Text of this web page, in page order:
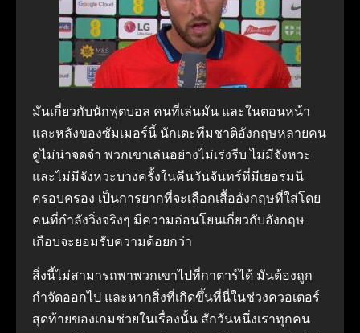
มันเกี่ยวกับนักฟุตบอล คนที่เล่นมัน และในตอนหน้า
และหลังของซัมเมอร์นี้ นักเตะทีมชาติอังกฤษหลายคน
ดูไม่น่าจดจำ พวกเขาเล่นอย่างไม่เร่งรีบ ไม่มีจังหวะ
และไม่มีจังหวะบางครั้งในคืนวันจันทร์ที่มีเยอรมนี
ครอบครอง เป็นการยากที่จะเลือกเสื้ออังกฤษที่ใส่โดย
คนที่กำลังวิ่งจริงๆ มีความอ่อนโยนเกี่ยวกับอังกฤษ
เกือบจะยอมรับความด้อยกว่า
สิ่งนี้ไม่สามารถพาพวกเขาไปที่กาตาร์ได้ มันต้องถูก
กำจัดออกไป และหากสิ่งที่เกิดขึ้นที่นี่ในช่วงควอเตอร์
สุดท้ายของเกมช่วยในเรื่องนั้น สักวันหนึ่งเราทุกคน